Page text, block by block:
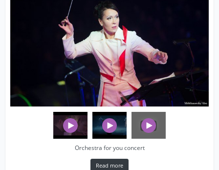
Orchestra for you concert
Read more